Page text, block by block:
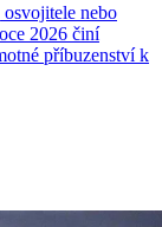
nebo
2026 činí
příbuzenství k